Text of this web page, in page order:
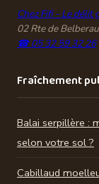
Chez Fifi - Le délit
02 Rte de
☎ 05 32 59 32 26
Fraîchement
Balai serpillère :
selon votre sol ?
Cabillaud